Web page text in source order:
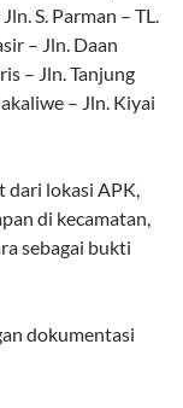
S. Parman – TL.
– Jln. Daan
– Jln. Tanjung
– Jln. Kiyai
dari lokasi APK,
di kecamatan,
sebagai bukti
dokumentasi